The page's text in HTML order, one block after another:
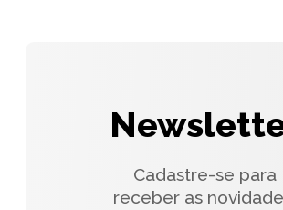
Cadastre-se para
receber as